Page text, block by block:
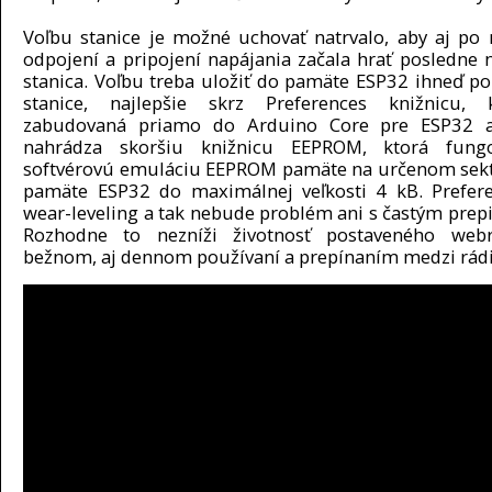
Voľbu stanice je možné uchovať natrvalo, aby aj po
odpojení a pripojení napájania začala hrať posledne
stanica. Voľbu treba uložiť do pamäte ESP32 ihneď
stanice, najlepšie skrz Preferences
zabudovaná priamo do Arduino Core pre ESP32
nahrádza skoršiu knižnicu EEPROM, ktorá
softvérovú emuláciu EEPROM pamäte na určenom
pamäte ESP32 do maximálnej veľkosti 4 kB.
wear-leveling a tak nebude problém ani s častým
Rozhodne to nezníži životnosť postaveného
bežnom, aj dennom používaní a prepínaním medzi